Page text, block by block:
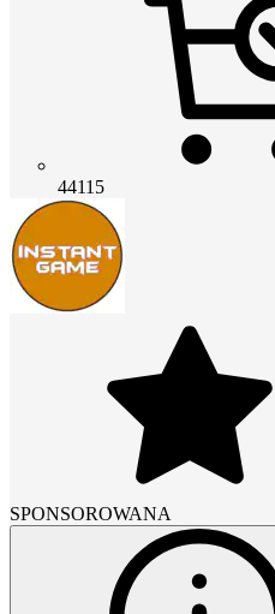
44115
SPONSOROWANA